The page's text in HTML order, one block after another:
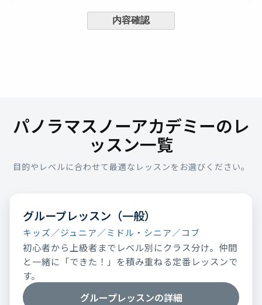
パノラマスノーアカデミーのレ
ッスン一覧
目的やレベルに合わせて最適なレッスンをお選びください。
グループレッスン（一般）
キッズ／ジュニア／ミドル・シニア／コブ
初心者から上級者までレベル別にクラス分け。仲間
と一緒に「できた！」を積み重ねる定番レッスンで
す。
グループレッスンの詳細